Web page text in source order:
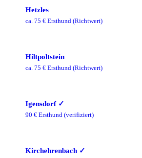
Hetzles
ca. 75 € Ersthund (Richtwert)
Hiltpoltstein
ca. 75 € Ersthund (Richtwert)
Igensdorf✓
90 € Ersthund (verifiziert)
Kirchehrenbach ✓